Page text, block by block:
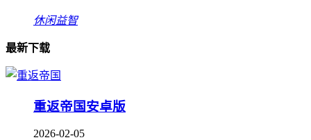
休闲益智
最新下载
重返帝国安卓版
2026-02-05